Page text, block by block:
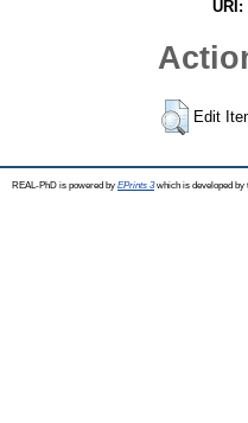
URI:
Edit
REAL-PhD is powered by EPrints 3which is developed by